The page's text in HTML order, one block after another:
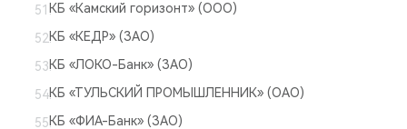
КБ «Камский горизонт» (ООО)
КБ «КЕДР» (ЗАО)
КБ «ЛОКО-Банк» (ЗАО)
КБ «ТУЛЬСКИЙ ПРОМЫШЛЕННИК» (ОАО)
КБ «ФИА-Банк» (ЗАО)